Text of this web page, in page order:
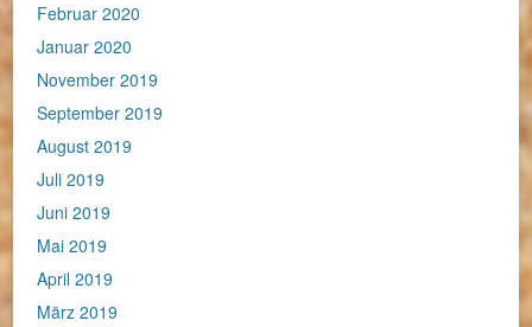
Februar 2020
Januar 2020
November 2019
September 2019
August 2019
Juli 2019
Juni 2019
Mai 2019
April 2019
März 2019